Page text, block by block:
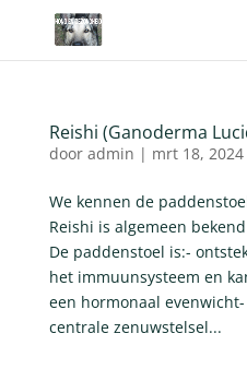
Reishi (Ganoderma
door admin | mrt 18, 2024
We kennen de
Reishi is algemeen
De paddenstoel is:-
het immuunsysteem en
een hormonaal
centrale zenuwstelsel...